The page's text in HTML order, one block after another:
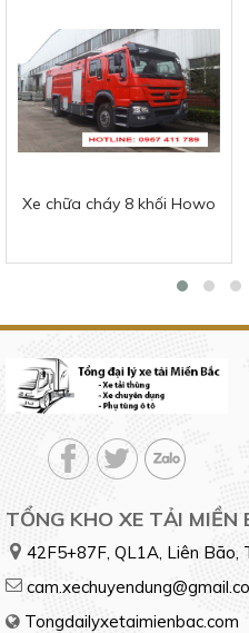
Xe chữa cháy 8 khối Howo
TỔNG KHO XE TẢI MIỀN
42F5+87F, QL1A, Liên Bão,
Tongdailyxetaimienbac.com